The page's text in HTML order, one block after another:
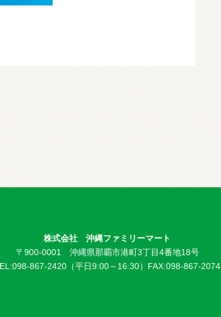
株式会社 沖縄ファミリーマート
〒900-0001 沖縄県那覇市港町3丁目4番地18号
867-2420（平日9:00～16:30） FAX:098-867-2074